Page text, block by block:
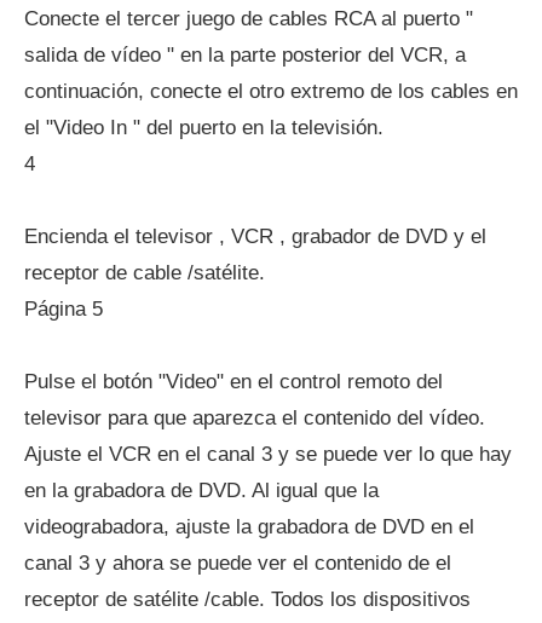
Conecte el tercer juego de cables RCA al puerto "
salida de vídeo " en la parte posterior del VCR, a
continuación, conecte el otro extremo de los cables en
el "Video In " del puerto en la televisión.
4
Encienda el televisor , VCR , grabador de DVD y el
receptor de cable /satélite.
Página 5
Pulse el botón "Video" en el control remoto del
televisor para que aparezca el contenido del vídeo.
Ajuste el VCR en el canal 3 y se puede ver lo que hay
en la grabadora de DVD. Al igual que la
videograbadora, ajuste la grabadora de DVD en el
canal 3 y ahora se puede ver el contenido de el
receptor de satélite /cable. Todos los dispositivos